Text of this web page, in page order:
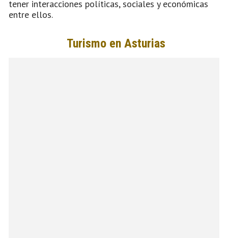
tener interacciones políticas, sociales y económicas
entre ellos.